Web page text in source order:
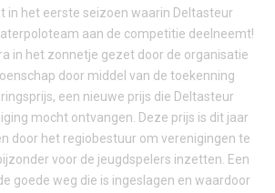
in het eerste seizoen waarin Deltasteur
aan de competitie deelneemt!
in het zonnetje gezet door de organisatie
door middel van de toekenning
een nieuwe prijs die Deltasteur
mocht ontvangen. Deze prijs is dit jaar
door het regiobestuur om verenigingen te
voor de jeugdspelers inzetten. Een
goede weg die is ingeslagen en waardoor